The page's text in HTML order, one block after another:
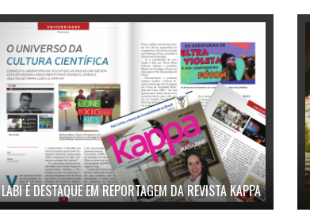
LABI É DESTAQUE EM REPORTAGEM DA REVISTA KAPPA